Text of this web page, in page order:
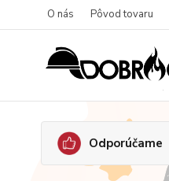
O nás Pôvod tovaru
Odporúčame